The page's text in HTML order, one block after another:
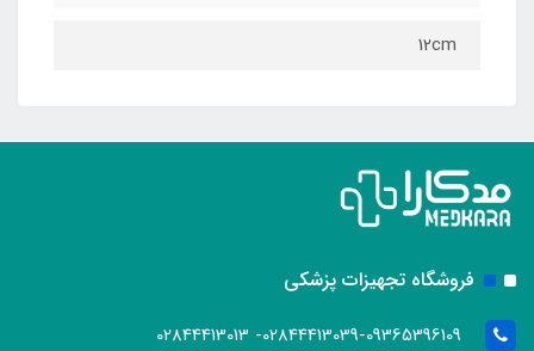
12cm
فروشگاه تجهیزات پزشکی
02844413039-09365396109- 02844413013